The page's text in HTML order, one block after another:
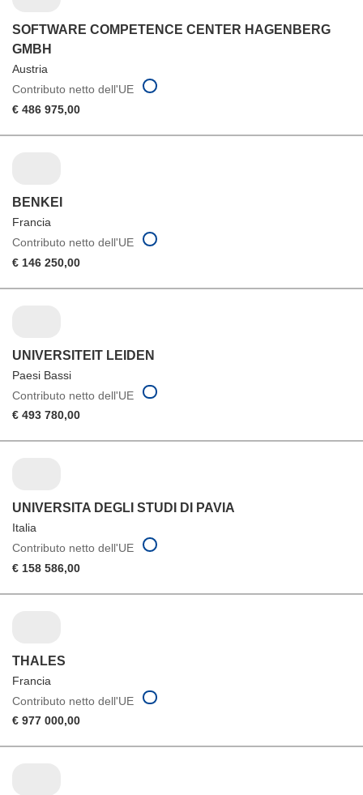
SOFTWARE COMPETENCE CENTER HAGENBERG
GMBH
Austria
Contributo netto dell'UE
€ 486 975,00
BENKEI
Francia
Contributo netto dell'UE
€ 146 250,00
UNIVERSITEIT LEIDEN
Paesi Bassi
Contributo netto dell'UE
€ 493 780,00
UNIVERSITA DEGLI STUDI DI PAVIA
Italia
Contributo netto dell'UE
€ 158 586,00
THALES
Francia
Contributo netto dell'UE
€ 977 000,00